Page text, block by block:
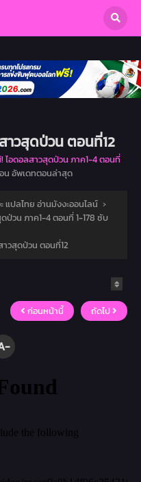
าวสุดป่วน ตอนที่12
ไอดอลสาวสุดป่วน ภาค1-4 ตอนที่
น อัพเดทตอนล่าสุด
แปลไทย อ่านมังงะออนไลน์ ›
ป่วน ภาค1-4 ตอนที่ 1-178 ซับ
วสุดป่วน ตอนที่12
ก่อนหน้านี้ ถัดไป